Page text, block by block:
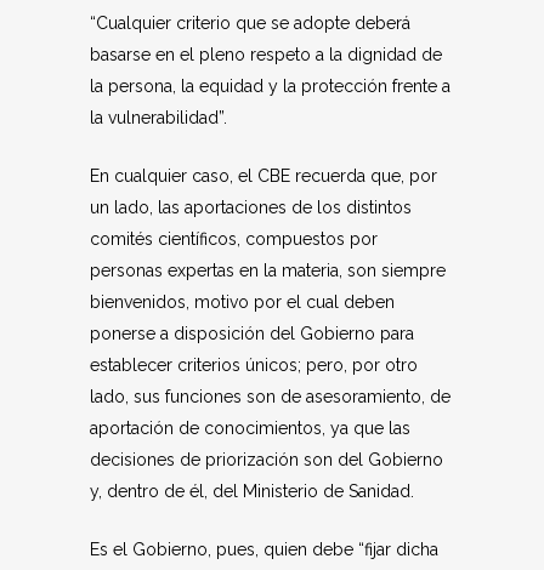
“Cualquier criterio que se adopte deberá
basarse en el pleno respeto a la dignidad de
la persona, la equidad y la protección frente a
la vulnerabilidad”.
En cualquier caso, el CBE recuerda que, por
un lado, las aportaciones de los distintos
comités científicos, compuestos por
personas expertas en la materia, son siempre
bienvenidos, motivo por el cual deben
ponerse a disposición del Gobierno para
establecer criterios únicos; pero, por otro
lado, sus funciones son de asesoramiento, de
aportación de conocimientos, ya que las
decisiones de priorización son del Gobierno
y, dentro de él, del Ministerio de Sanidad.
Es el Gobierno, pues, quien debe “fijar dicha